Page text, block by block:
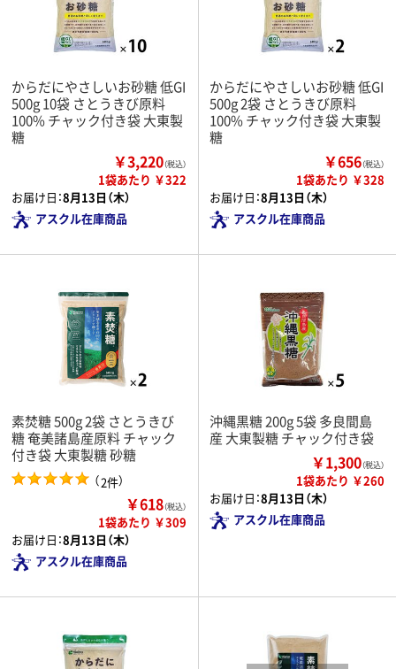
からだにやさしいお砂糖 低GI
500g 10袋 さとうきび原料
100% チャック付き袋 大東製
糖
￥3,220（税込）
1袋あたり ￥322
お届け日：8月13日（木）
アスクル在庫商品
からだにやさしいお砂糖 低GI
500g 2袋 さとうきび原料
100% チャック付き袋 大東製
糖
￥656（税込）
1袋あたり ￥328
お届け日：8月13日（木）
アスクル在庫商品
素焚糖 500g 2袋 さとうきび
糖 奄美諸島産原料 チャック
付き袋 大東製糖 砂糖
（2件）
￥618（税込）
1袋あたり ￥309
お届け日：8月13日（木）
アスクル在庫商品
沖縄黒糖 200g 5袋 多良間島
産 大東製糖 チャック付き袋
￥1,300（税込）
1袋あたり ￥260
お届け日：8月13日（木）
アスクル在庫商品